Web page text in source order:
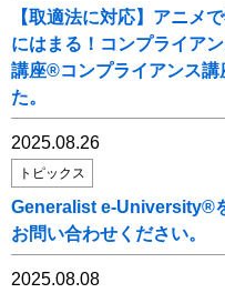
【取適法に対応】アニメ
にはまる！コンプライア
講座®コンプライアンス講
た。
2025.08.26
トピックス
Generalist e-University®
お問い合わせください。
2025.08.08